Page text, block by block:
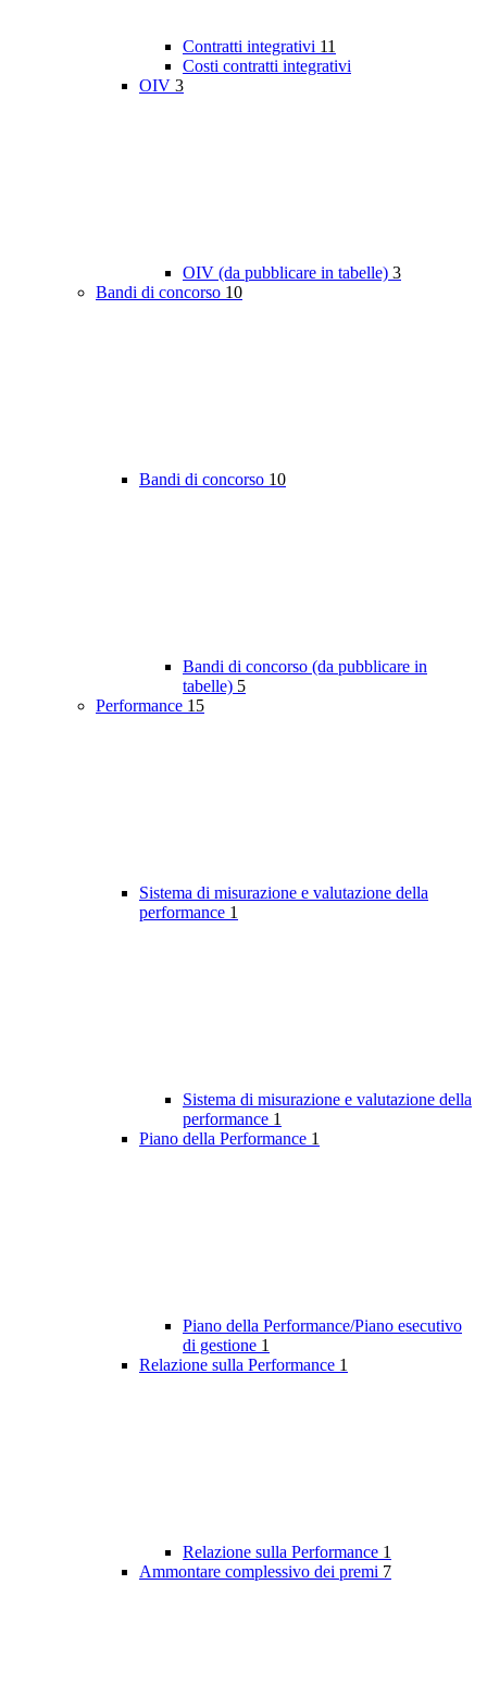
Contratti integrativi 11
Costi contratti integrativi
OIV 3
OIV (da pubblicare in tabelle) 3
Bandi di concorso 10
Bandi di concorso 10
Bandi di concorso (da pubblicare in
tabelle) 5
Performance 15
Sistema di misurazione e valutazione della
performance 1
Sistema di misurazione e valutazione della
performance 1
Piano della Performance 1
Piano della Performance/Piano esecutivo
di gestione 1
Relazione sulla Performance 1
Relazione sulla Performance 1
Ammontare complessivo dei premi 7